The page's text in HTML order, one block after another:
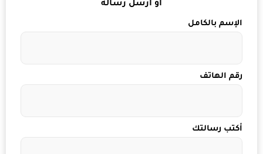
أو أرسل رسالة
الإسم بالكامل
رقم الهاتف
أكتب رسالتك